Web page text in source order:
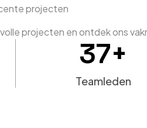
projecten
projecten en ontdek ons
37+
Teamleden